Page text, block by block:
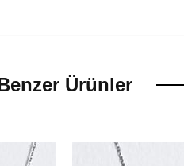
Ürünler